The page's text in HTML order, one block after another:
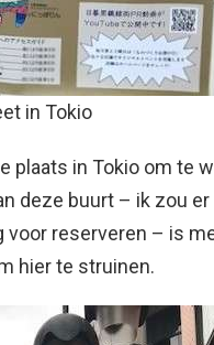
in Tokio
plaats in Tokio om te
deze buurt – ik zou
reserveren – is
hier te struinen.